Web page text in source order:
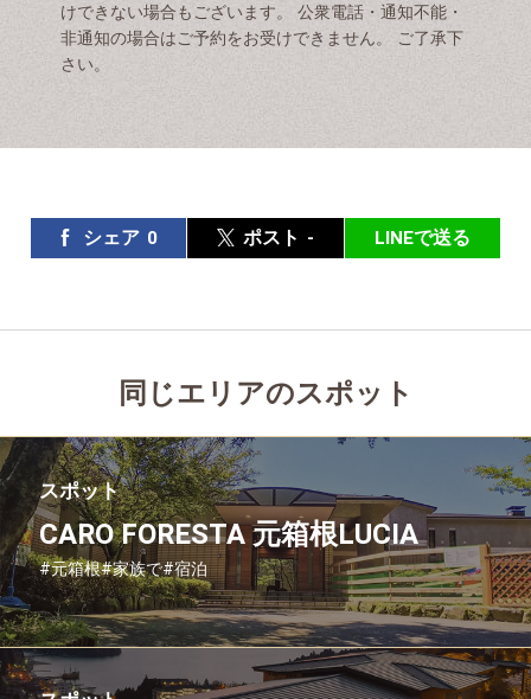
けできない場合もございます。 公衆電話・通知不能・
非通知の場合はご予約をお受けできません。 ご了承下
さい。
シェア 0 ポスト - LINEで送る
同じエリアのスポット
スポット
CARO FORESTA 元箱根LUCIA
#元箱根#家族で#宿泊